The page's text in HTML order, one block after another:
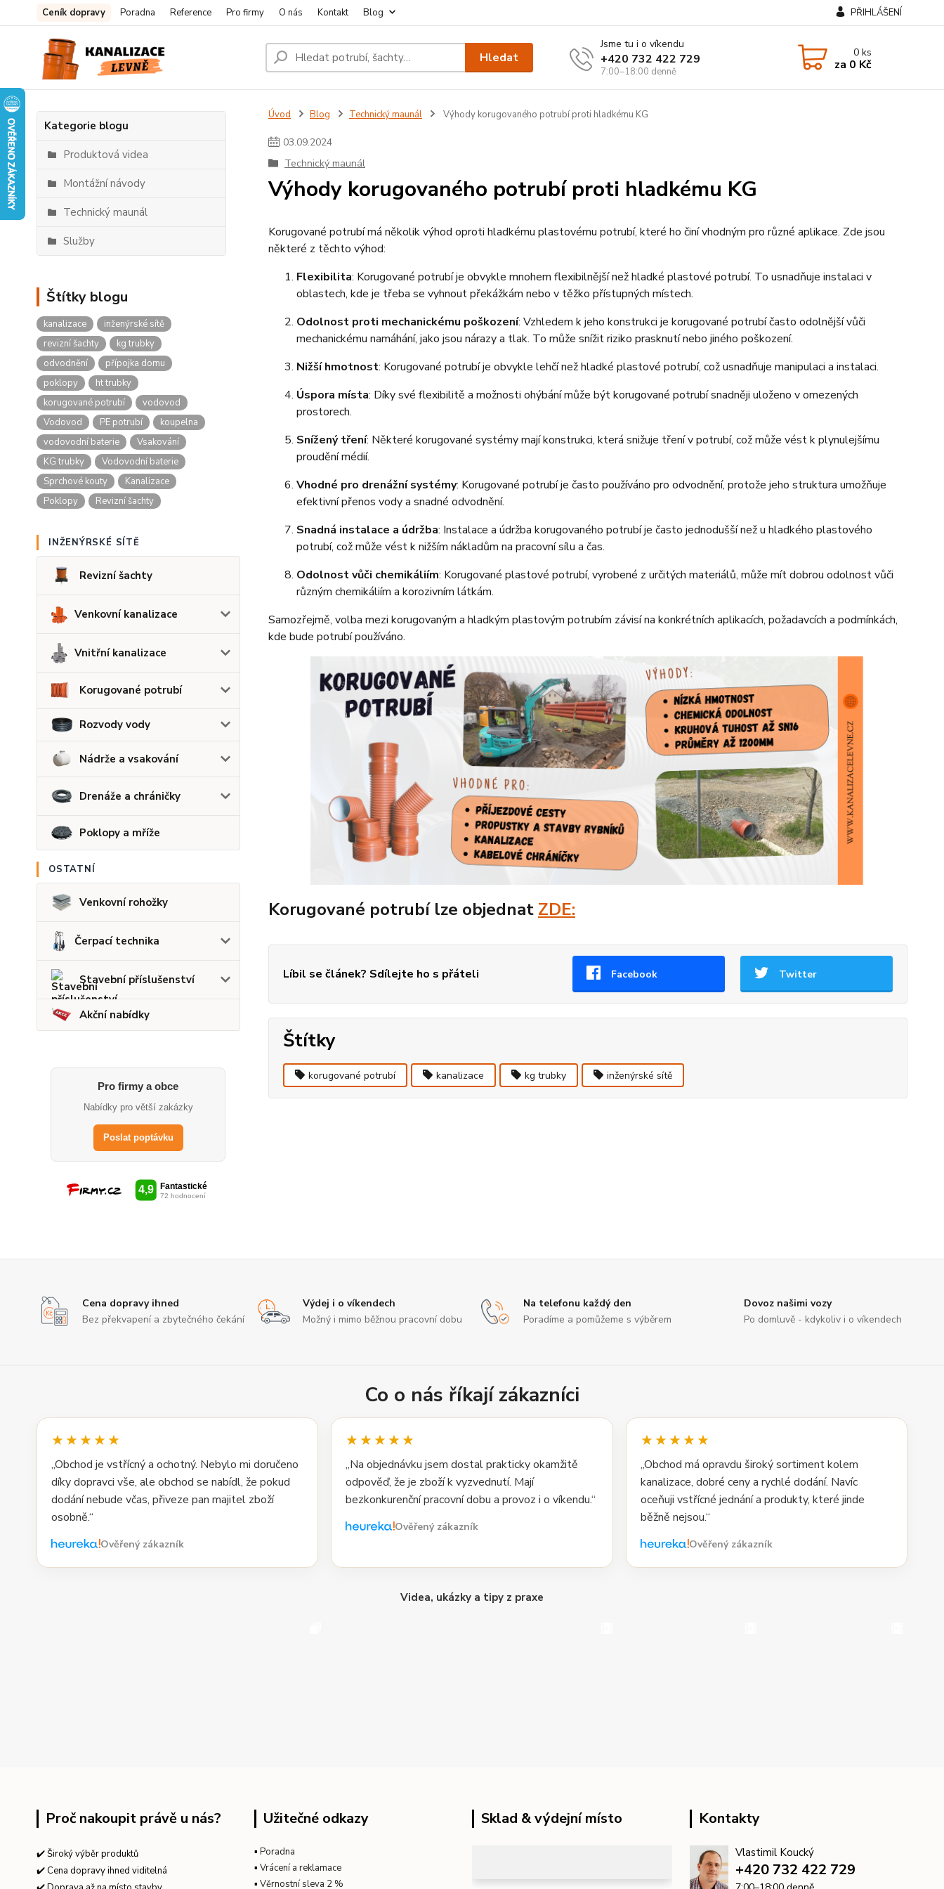
Ceník dopravy Poradna Reference Pro firmy O nás Kontakt Blog PŘIHLÁŠENÍ
Hledat
Jsme tu i o víkendu
+420 732 422 729
7:00–18:00 denně
0ks
za 0 Kč
Kategorie blogu
Produktová videa
Montážní návody
Technický maunál
Služby
Štítky blogu
kanalizace
inženýrské sítě
revizní šachty
kg trubky
odvodnění
přípojka domu
poklopy
ht trubky
korugované potrubí
vodovod
Vodovod
PE potrubí
koupelna
vodovodní baterie
Vsakování
KG trubky
Vodovodní baterie
Sprchové kouty
Kanalizace
Poklopy
Revizní šachty
INŽENÝRSKÉ SÍTĚ
Revizní šachty
Venkovní kanalizace
Vnitřní kanalizace
Korugované potrubí
Rozvody vody
Nádrže a vsakování
Drenáže a chráničky
Poklopy a mříže
OSTATNÍ
Venkovní rohožky
Čerpací technika
Stavební příslušenství
Akční nabídky
Pro firmy a obce
Nabídky pro větší zakázky
Poslat poptávku
Úvod Blog Technický maunál Výhody korugovaného potrubí proti hladkému KG
03.09.2024
Technický maunál
Výhody korugovaného potrubí proti hladkému KG
Korugované potrubí má několik výhod oproti hladkému plastovému potrubí, které ho činí vhodným pro různé aplikace. Zde jsou
některé z těchto výhod:
Flexibilita: Korugované potrubí je obvykle mnohem flexibilnější než hladké plastové potrubí. To usnadňuje instalaci v
oblastech, kde je třeba se vyhnout překážkám nebo v těžko přístupných místech.
Odolnost proti mechanickému poškození: Vzhledem k jeho konstrukci je korugované potrubí často odolnější vůči
mechanickému namáhání, jako jsou nárazy a tlak. To může snížit riziko prasknutí nebo jiného poškození.
Nižší hmotnost: Korugované potrubí je obvykle lehčí než hladké plastové potrubí, což usnadňuje manipulaci a instalaci.
Úspora místa: Díky své flexibilitě a možnosti ohýbání může být korugované potrubí snadněji uloženo v omezených
prostorech.
Snížený tření: Některé korugované systémy mají konstrukci, která snižuje tření v potrubí, což může vést k plynulejšímu
proudění médií.
Vhodné pro drenážní systémy: Korugované potrubí je často používáno pro odvodnění, protože jeho struktura umožňuje
efektivní přenos vody a snadné odvodnění.
Snadná instalace a údržba: Instalace a údržba korugovaného potrubí je často jednodušší než u hladkého plastového
potrubí, což může vést k nižším nákladům na pracovní sílu a čas.
Odolnost vůči chemikáliím: Korugované plastové potrubí, vyrobené z určitých materiálů, může mít dobrou odolnost vůči
různým chemikáliím a korozivním látkám.
Samozřejmě, volba mezi korugovaným a hladkým plastovým potrubím závisí na konkrétních aplikacích, požadavcích a podmínkách,
kde bude potrubí používáno.
Korugované potrubí lze objednat ZDE:
Líbil se článek? Sdílejte ho s přáteli Facebook Twitter
Štítky
korugované potrubí kanalizace kg trubky inženýrské sítě
Cena dopravy ihned
Bez překvapení a zbytečného čekání
Výdej i o víkendech
Možný i mimo běžnou pracovní dobu
Na telefonu každý den
Poradíme a pomůžeme s výběrem
Dovoz našimi vozy
Po domluvě - kdykoliv i o víkendech
Co o nás říkají zákazníci
★★★★★
„Obchod je vstřícný a ochotný. Nebylo mi doručeno
díky dopravci vše, ale obchod se nabídl, že pokud
dodání nebude včas, přiveze pan majitel zboží
osobně.“
Ověřený zákazník
★★★★★
„Na objednávku jsem dostal prakticky okamžitě
odpověď, že je zboží k vyzvednutí. Mají
bezkonkurenční pracovní dobu a provoz i o víkendu.“
Ověřený zákazník
★★★★★
„Obchod má opravdu široký sortiment kolem
kanalizace, dobré ceny a rychlé dodání. Navíc
oceňuji vstřícné jednání a produkty, které jinde
běžně nejsou.“
Ověřený zákazník
Videa, ukázky a tipy z praxe
Proč nakoupit právě u nás?
✔️ Široký výběr produktů
✔️ Cena dopravy ihned viditelná
Užitečné odkazy
▪ Poradna
▪ Vrácení a reklamace
▪ Věrnostní sleva 2 %
Sklad & výdejní místo Kontakty
Vlastimil Koucký
+420 732 422 729